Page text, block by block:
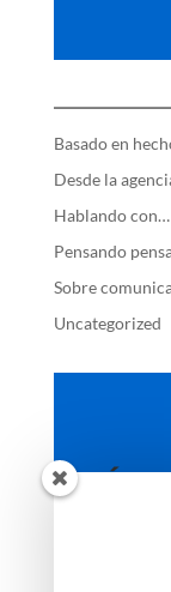
Basado en
Desde la
Hablando con…
Pensando
Sobre
Uncategorized